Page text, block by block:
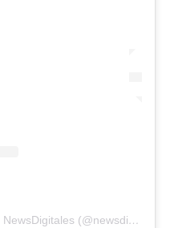
Una publicación compartida por NewsDigitales (@newsdigitales)